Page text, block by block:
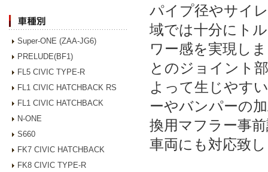
Super-ONE (ZAA-JG6)
PRELUDE(BF1)
FL5 CIVIC TYPE-R
FL1 CIVIC HATCHBACK RS
FL1 CIVIC HATCHBACK
N-ONE
S660
FK7 CIVIC HATCHBACK
FK8 CIVIC TYPE-R
パイプ径やサイ
域では十分にト
ワー感を実現し
とのジョイント
よって生じやす
ーやバンパーの
換用マフラー事
車両にも対応致